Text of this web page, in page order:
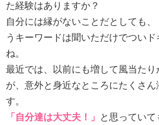
た経験はありますか？
自分には縁がないことだとしても、
うキーワードは聞いただけでつい
ね。
最近では、以前にも増して風当た
が、意外と身近なところにたくさ
す。
「自分達は大丈夫！」
と思ってい